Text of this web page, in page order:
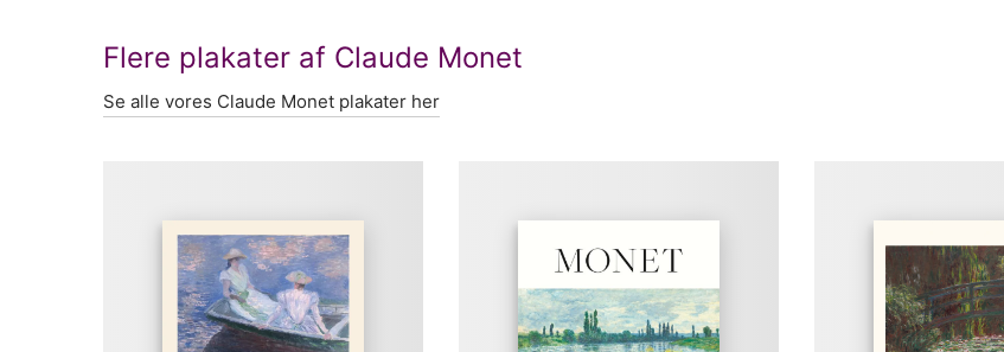
Flere plakater af Claude Monet
Se alle vores Claude Monet plakater her